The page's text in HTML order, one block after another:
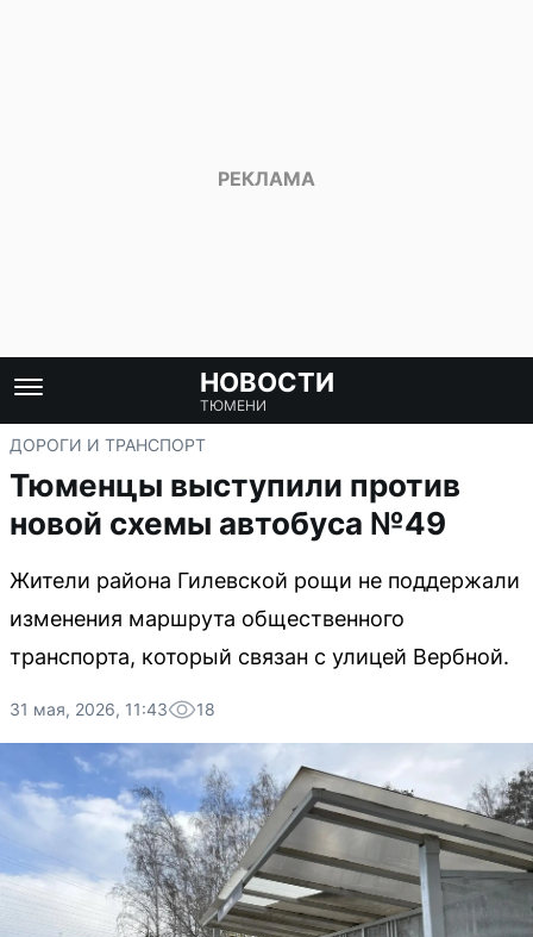
НОВОСТИ
ТЮМЕНИ
ДОРОГИ И ТРАНСПОРТ
Тюменцы выступили против
новой схемы автобуса №49
Жители района Гилевской рощи не поддержали
изменения маршрута общественного
транспорта, который связан с улицей Вербной.
31 мая, 2026, 11:43 18